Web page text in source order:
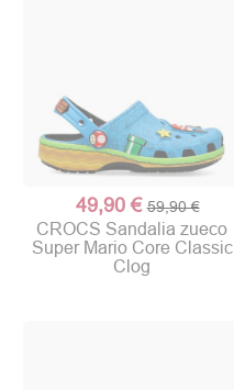
49,90 € 59,90 €
CROCS Sandalia zueco
Super Mario Core Classic
Clog